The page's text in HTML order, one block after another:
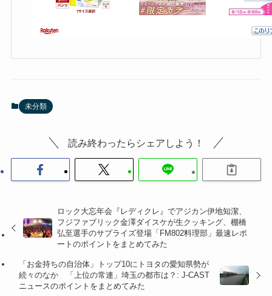
未分類
読み終わったらシェアしよう！
ロック大忘年会『レディクレ』でアジカン伊地知潔、
フジファブリック金澤ダイスケが生クッキング、棚橋
弘至選手のサプライズ登場「FM802料理部」最速レポ
ートのポイントをまとめてみた
「お金持ちの自治体」トップ10にトヨタの愛知県勢が
続々のなか 「上位の常連」埼玉の都市は？: J-CAST
ニュースのポイントをまとめてみた